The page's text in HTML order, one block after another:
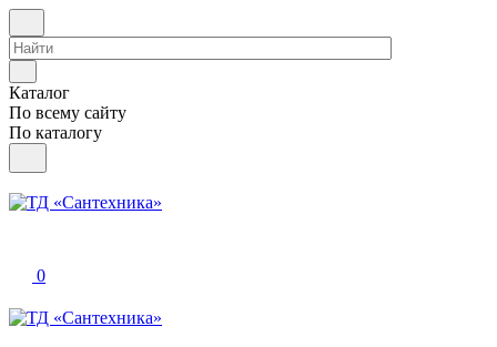
Каталог
По всему сайту
По каталогу
0